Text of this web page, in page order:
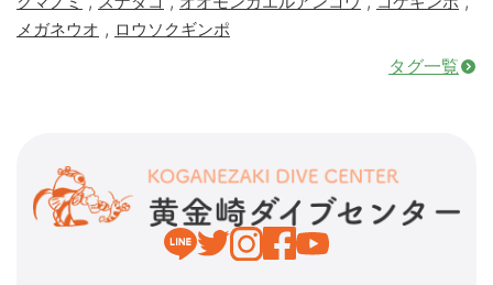
メガネウオ , ロウソクギンポ
タグ一覧